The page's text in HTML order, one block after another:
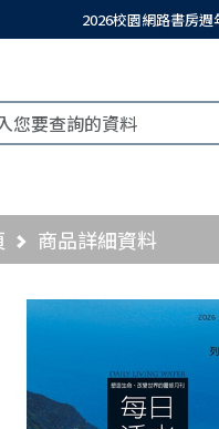
2026校園網路書房週
商品詳細資料